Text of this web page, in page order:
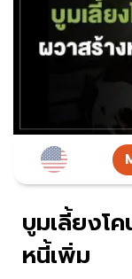
บูมเลี้ยงโ
หนี้เพิ่ม